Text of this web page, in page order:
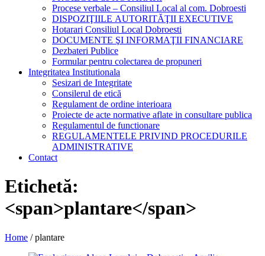
Procese verbale – Consiliul Local al com. Dobroesti
DISPOZIŢIILE AUTORITĂŢII EXECUTIVE
Hotarari Consiliul Local Dobroesti
DOCUMENTE ŞI INFORMAŢII FINANCIARE
Dezbateri Publice
Formular pentru colectarea de propuneri
Integritatea Institutionala
Sesizari de Integritate
Consilerul de etică
Regulament de ordine interioara
Proiecte de acte normative aflate in consultare publica
Regulamentul de functionare
REGULAMENTELE PRIVIND PROCEDURILE
ADMINISTRATIVE
Contact
Etichetă:
<span>plantare</span>
Home /plantare